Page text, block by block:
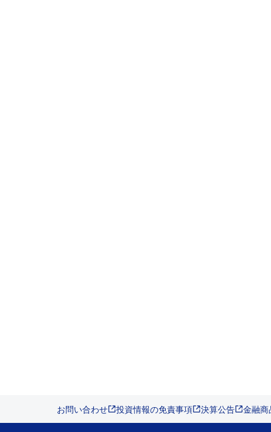
お問い合わせ 投資情報の免責事項 決算公告 金融